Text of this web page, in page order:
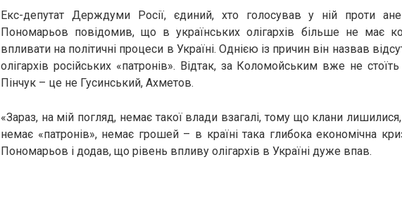
Екс-депутат Держдуми Росії, єдиний, хто голосував у ній проти
Пономарьов повідомив, що в українських олігархів більше не має
впливати на політичні процеси в Україні. Однією із причин він назвав
олігархів російських «патронів». Відтак, за Коломойським вже не
Пінчук – це не Гусинський, Ахметов.
«Зараз, на мій погляд, немає такої влади взагалі, тому що клани
немає «патронів», немає грошей – в країні така глибока економічна
Пономарьов і додав, що рівень впливу олігархів в Україні дуже впав.